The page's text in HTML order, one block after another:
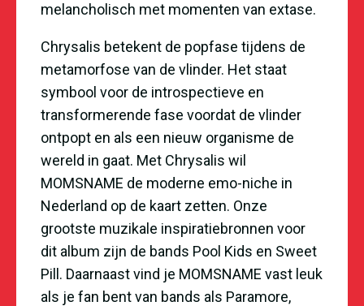
melancholisch met momenten van extase.
Chrysalis betekent de popfase tijdens de
metamorfose van de vlinder. Het staat
symbool voor de introspectieve en
transformerende fase voordat de vlinder
ontpopt en als een nieuw organisme de
wereld in gaat. Met Chrysalis wil
MOMSNAME de moderne emo-niche in
Nederland op de kaart zetten. Onze
grootste muzikale inspiratiebronnen voor
dit album zijn de bands Pool Kids en Sweet
Pill. Daarnaast vind je MOMSNAME vast leuk
als je fan bent van bands als Paramore,